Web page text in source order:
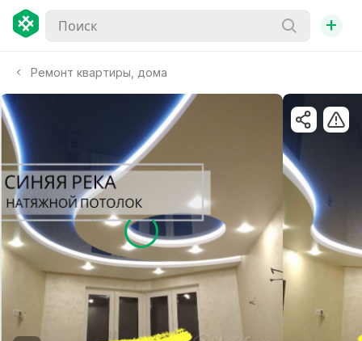
+
Ремонт квартиры, дома